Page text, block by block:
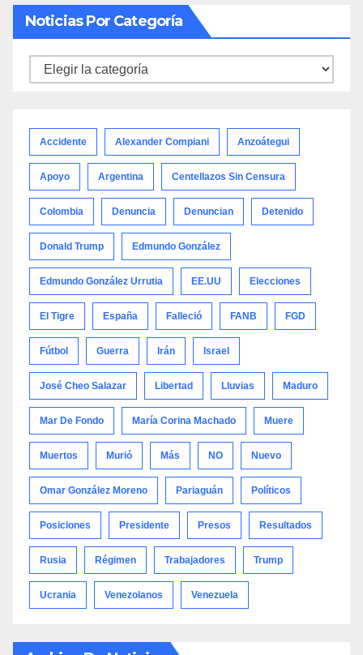
Noticias Por Categoría
Noticias
Accidente Alexander Compiani Anzoátegui
Apoyo Argentina Centellazos Sin Censura
Colombia Denuncia Denuncian Detenido
Donald Trump Edmundo González
Edmundo González Urrutia EE.UU Elecciones
El Tigre España Falleció FANB FGD
Fútbol Guerra Irán Israel
José Cheo Salazar Libertad Lluvias Maduro
Mar De Fondo María Corina Machado Muere
Muertos Murió Más NO Nuevo
Omar González Moreno Pariaguán Políticos
Posiciones Presidente Presos Resultados
Rusia Régimen Trabajadores Trump
Ucrania Venezolanos Venezuela